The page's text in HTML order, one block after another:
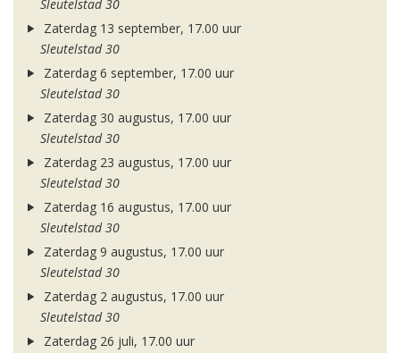
Sleutelstad 30
Zaterdag 13 september, 17.00 uur
Sleutelstad 30
Zaterdag 6 september, 17.00 uur
Sleutelstad 30
Zaterdag 30 augustus, 17.00 uur
Sleutelstad 30
Zaterdag 23 augustus, 17.00 uur
Sleutelstad 30
Zaterdag 16 augustus, 17.00 uur
Sleutelstad 30
Zaterdag 9 augustus, 17.00 uur
Sleutelstad 30
Zaterdag 2 augustus, 17.00 uur
Sleutelstad 30
Zaterdag 26 juli, 17.00 uur